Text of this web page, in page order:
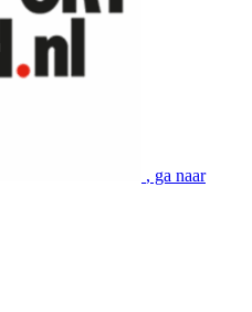
, ga naar